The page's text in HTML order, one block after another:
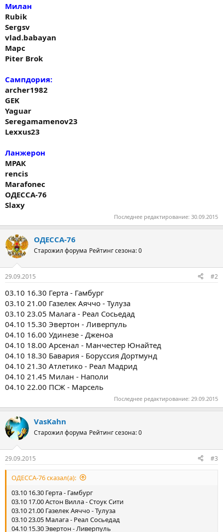
Милан
Rubik
Sergsv
vlad.babayan
Марс
Piter Brok
Сампдория:
archer1982
GEK
Yaguar
Seregamamenov23
Lexxus23
Ланжерон
МРАК
rencis
Marafonec
ОДЕССА-76
Slaxy
Последнее редактирование: 30.09.2015
ОДЕССА-76
Старожил форума Рейтинг сезона: 0
29.09.2015 #2
03.10 16.30 Герта - Гамбург
03.10 21.00 Газелек Аяччо - Тулуза
03.10 23.05 Малага - Реал Сосьедад
04.10 15.30 Эвертон - Ливерпуль
04.10 16.00 Удинезе - Дженоа
04.10 18.00 Арсенал - Манчестер Юнайтед
04.10 18.30 Бавария - Боруссия Дортмунд
04.10 21.30 Атлетико - Реал Мадрид
04.10 21.45 Милан - Наполи
04.10 22.00 ПСЖ - Марсель
Последнее редактирование: 29.09.2015
VasKahn
Старожил форума Рейтинг сезона: 0
29.09.2015 #3
ОДЕССА-76 сказал(а):
03.10 16.30 Герта - Гамбург
03.10 17.00 Астон Вилла - Стоук Сити
03.10 21.00 Газелек Аяччо - Тулуза
03.10 23.05 Малага - Реал Сосьедад
04.10 15.30 Эвертон - Ливерпуль